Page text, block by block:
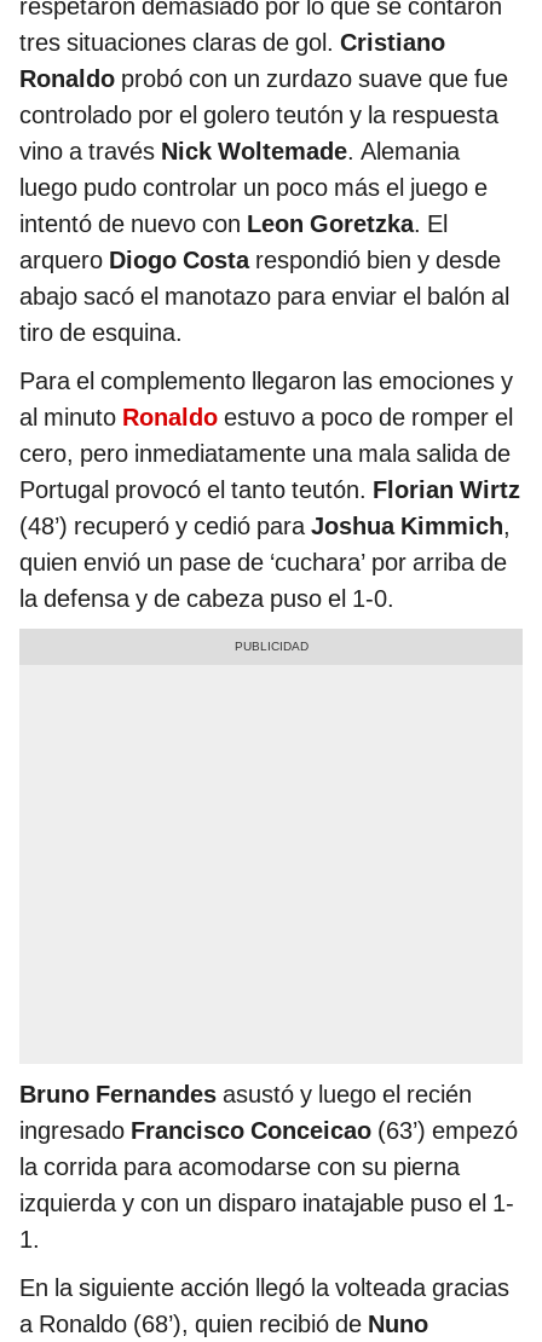
respetaron demasiado por lo que se contaron
tres situaciones claras de gol. Cristiano
Ronaldo probó con un zurdazo suave que fue
controlado por el golero teutón y la respuesta
vino a través Nick Woltemade. Alemania
luego pudo controlar un poco más el juego e
intentó de nuevo con Leon Goretzka. El
arquero Diogo Costarespondió bien y desde
abajo sacó el manotazo para enviar el balón al
tiro de esquina.
Para el complemento llegaron las emociones y
al minuto Ronaldo estuvo a poco de romper el
cero, pero inmediatamente una mala salida de
Portugal provocó el tanto teutón. Florian Wirtz
(48’) recuperó y cedió paraJoshua Kimmich,
quien envió un pase de ‘cuchara’ por arriba de
la defensa y de cabeza puso el 1-0.
Bruno Fernandes asustó y luego el recién
ingresado Francisco Conceicao (63’) empezó
la corrida para acomodarse con su pierna
izquierda y con un disparo inatajable puso el 1-
1.
En la siguiente acción llegó la volteada gracias
a Ronaldo (68’), quien recibió de Nuno